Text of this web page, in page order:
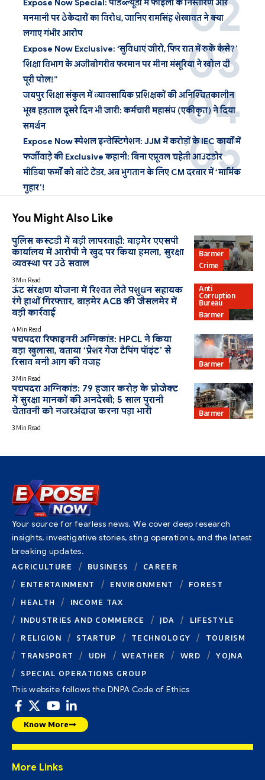
Expose Now Special: पीडब्ल्यूडी में फाइलों के निस्तारण और
मनमानी पर ठेकेदारों का विरोध, जानिए रामसिंह शेखावत ने क्या
लगाए गंभीर आरोप
Expose Now Exclusive: ‘सुविधाएं जीरो, फिर रात में रुकें कैसे?’
शिक्षा विभाग के अजीबोगरीब फरमान पर मीना मंसूरिया ने खोल दी
पूरी पोल!”
जयपुर शिक्षा संकुल में व्यावसायिक प्रशिक्षकों की अनिश्चितकालीन
भूख हड़ताल दूसरे दिन भी जारी: कर्मचारी महासंघ (एकीकृत) ने दिया
समर्थन
Expose Now स्पेशल इन्वेस्टिगेशन: JJM में करोड़ों के IEC कार्यों में
फर्जीवाड़े की Exclusive कहानी: बिना एप्रूवल चहेती आउटडोर
मीडिया फर्मों को बांटे टेंडर, अब भुगतान के लिए CM दरबार में ‘मार्मिक
गुहार’!
You Might Also Like
Barmer
Crime
पुलिस कस्टडी में बड़ी लापरवाही: बाड़मेर एएसपी
कार्यालय में आरोपी ने खुद पर किया हमला, सुरक्षा
व्यवस्था पर उठे सवाल
3 Min Read
Anti
Corruption
Bureau
Barmer
ऊंट संरक्षण योजना में रिश्वत लेते पशुधन सहायक
रंगे हाथों गिरफ्तार, बाड़मेर ACB की जैसलमेर में
बड़ी कार्रवाई
4 Min Read
Barmer
पचपदरा रिफाइनरी अग्निकांड: HPCL ने किया
बड़ा खुलासा, बताया ‘प्रेशर गेज टैपिंग पॉइंट’ से
रिसाव बनी आग की वजह
3 Min Read
Barmer
पचपदरा अग्निकांड: 79 हजार करोड़ के प्रोजेक्ट
में सुरक्षा मानकों की अनदेखी; 5 साल पुरानी
चेतावनी को नजरअंदाज करना पड़ा भारी
3 Min Read
Your source for fearless news. We cover deep research
insights, investigative stories, sting operations, and the latest
breaking updates.
AGRICULTURE BUSINESS
CAREER
ENTERTAINMENT
ENVIRONMENT
FOREST
HEALTH
INCOME TAX
INDUSTRIES AND COMMERCE
JDA
LIFESTYLE
RELIGION
STARTUP TECHNOLOGY
TOURISM
TRANSPORT
UDH WEATHER WRD
YOJNA
SPECIAL OPERATIONS GROUP
This website follows the DNPA Code of Ethics
Know More
More Links